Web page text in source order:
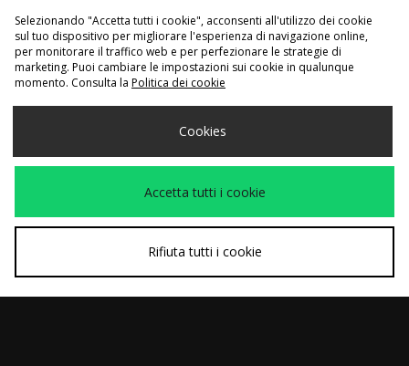
Traccia il mio ordine Guida alle taglie
Klarna
Consegna e Resi
Azienda
Sconto studenti
Termini e condizioni Politica sulla privacy Cookie
Contattaci
Modern Slavery Statement
Selezionando "Accetta tutti i cookie", acconsenti all'utilizzo dei cookie
sul tuo dispositivo per migliorare l'esperienza di navigazione online,
per monitorare il traffico web e per perfezionare le strategie di
marketing. Puoi cambiare le impostazioni sui cookie in qualunque
momento. Consulta la Politica dei cookie
Cookies
Accetta tutti i cookie
Rifiuta tutti i cookie